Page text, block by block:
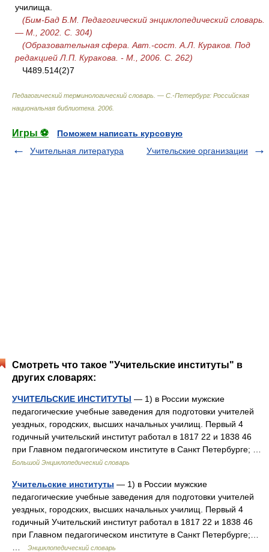
училища.
(Бим-Бад Б.М. Педагогический энциклопедический словарь.
— М., 2002. С. 304)
(Образовательная сфера. Авт.-сост. А.Л. Кураков. Под
редакцией Л.П. Куракова. - М., 2006. С. 262)
Ч489.514(2)7
Педагогический терминологический словарь. — С.-Петербург: Российская
национальная библиотека 2006
Игры ⚽
Поможем написать курсовую
Учительная литература
Учительские организации
Смотреть что такое "Учительские институты" в
других словарях:
УЧИТЕЛЬСКИЕ ИНСТИТУТЫ — 1) в России мужские
педагогические учебные заведения для подготовки учителей
уездных, городских, высших начальных училищ. Первый 4
годичный учительский институт работал в 1817 22 и 1838 46
при Главном педагогическом институте в Санкт Петербурге; …
Большой Энциклопедический словарь
Учительские институты — 1) в России мужские
педагогические учебные заведения для подготовки учителей
уездных, городских, высших начальных училищ. Первый 4
годичный Учительский институт работал в 1817 22 и 1838 46
при Главном педагогическом институте в Санкт Петербурге;…
Энциклопедический словарь